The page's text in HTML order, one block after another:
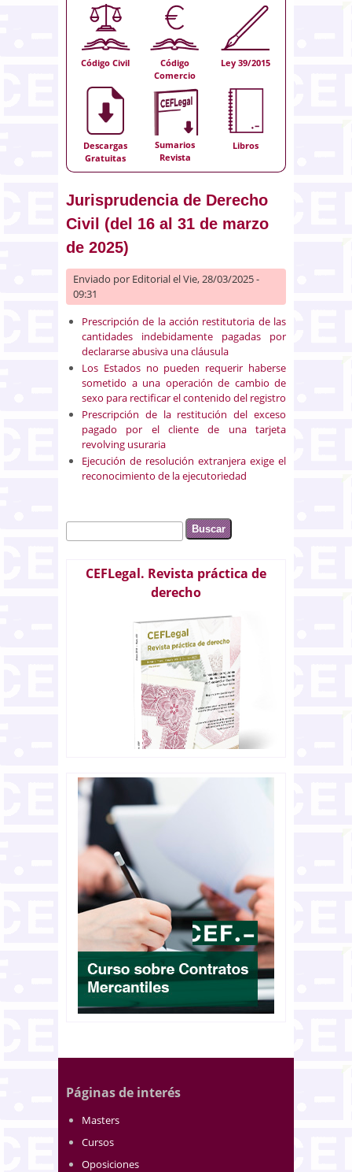
Código Civil
Código
Comercio
Ley 39/2015
Descargas
Gratuitas
Sumarios
Revista
Libros
Jurisprudencia de Derecho
Civil (del 16 al 31 de marzo
de 2025)
Enviado por Editorialel Vie, 28/03/2025 -
09:31
Prescripción de la acción restitutoria de las
cantidades indebidamente pagadas por
declararse abusiva una cláusula
Los Estados no pueden requerir haberse
sometido a una operación de cambio de
sexo para rectificar el contenido del registro
Prescripción de la restitución del exceso
pagado por el cliente de una tarjeta
revolving usuraria
Ejecución de resolución extranjera exige el
reconocimiento de la ejecutoriedad
Formulario de búsqueda
Buscar
CEFLegal. Revista práctica de
derecho
Páginas de interés
Masters
Cursos
Oposiciones